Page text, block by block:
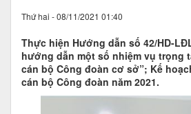
Thứ hai - 08/11/2021 01:40
Thực hiện Hướng dẫn số 42/HD-
hướng dẫn một số nhiệm vụ trọng
cán bộ Công đoàn cơ sở”; Kế
cán bộ Công đoàn năm 2021.